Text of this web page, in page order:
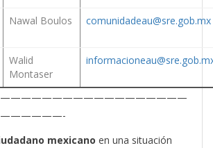
Nawal Boulos comunidadeau@sre.gob.mx
Walid
Montaser
mexicano en una situación